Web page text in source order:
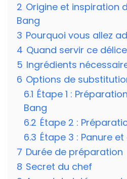
2 Origine et inspiration
Bang
3 Pourquoi vous allez
4 Quand servir ce
5 Ingrédients
6 Options de
6.1 Étape 1 :
Bang
6.2 Étape 2 :
6.3 Étape 3 : Panure
7 Durée de préparation
8 Secret du chef